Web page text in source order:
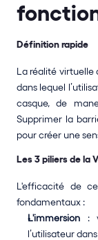
Définition rapide
La réalité virtuelle
dans lequel
casque, de
Supprimer la
pour créer une
Les 3 piliers de la
L'efficacité de
fondamentaux :
L'immersion :
l’utilisateur